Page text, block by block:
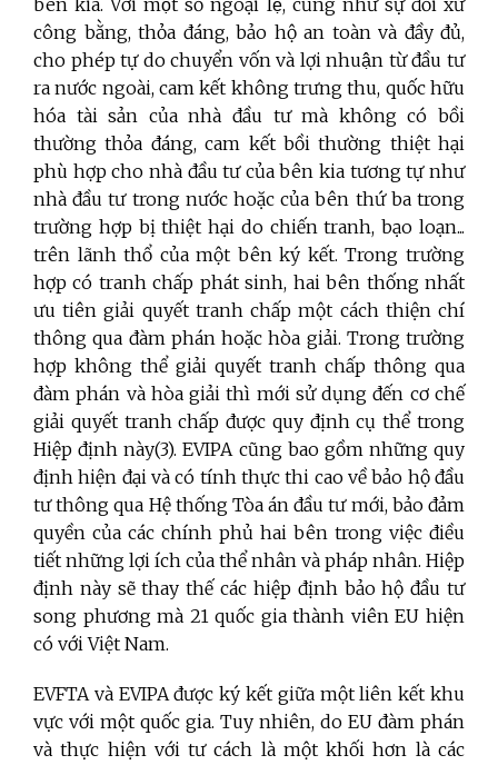
bên kia. Với một số ngoại lệ, cũng như sự đối xử
công bằng, thỏa đáng, bảo hộ an toàn và đầy đủ,
cho phép tự do chuyển vốn và lợi nhuận từ đầu tư
ra nước ngoài, cam kết không trưng thu, quốc hữu
hóa tài sản của nhà đầu tư mà không có bồi
thường thỏa đáng, cam kết bồi thường thiệt hại
phù hợp cho nhà đầu tư của bên kia tương tự như
nhà đầu tư trong nước hoặc của bên thứ ba trong
trường hợp bị thiệt hại do chiến tranh, bạo loạn...
trên lãnh thổ của một bên ký kết. Trong trường
hợp có tranh chấp phát sinh, hai bên thống nhất
ưu tiên giải quyết tranh chấp một cách thiện chí
thông qua đàm phán hoặc hòa giải. Trong trường
hợp không thể giải quyết tranh chấp thông qua
đàm phán và hòa giải thì mới sử dụng đến cơ chế
giải quyết tranh chấp được quy định cụ thể trong
Hiệp định này(3). EVIPA cũng bao gồm những quy
định hiện đại và có tính thực thi cao về bảo hộ đầu
tư thông qua Hệ thống Tòa án đầu tư mới, bảo đảm
quyền của các chính phủ hai bên trong việc điều
tiết những lợi ích của thể nhân và pháp nhân. Hiệp
định này sẽ thay thế các hiệp định bảo hộ đầu tư
song phương mà 21 quốc gia thành viên EU hiện
có với Việt Nam.
EVFTA và EVIPA được ký kết giữa một liên kết khu
vực với một quốc gia. Tuy nhiên, do EU đàm phán
và thực hiện với tư cách là một khối hơn là các